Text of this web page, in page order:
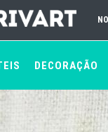
DECORAÇÃO